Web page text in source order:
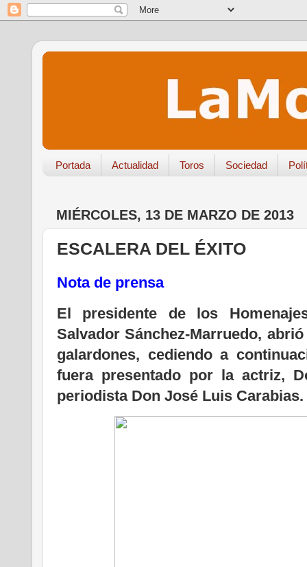
Portada Actualidad Toros Sociedad
MIÉRCOLES, 13 DE MARZO DE 2013
ESCALERA DEL ÉXITO
Nota de prensa
El presidente de los
Salvador Sánchez-Marruedo,
galardones, cediendo a
fuera presentado por la actriz,
periodista Don José Luis Carabias.